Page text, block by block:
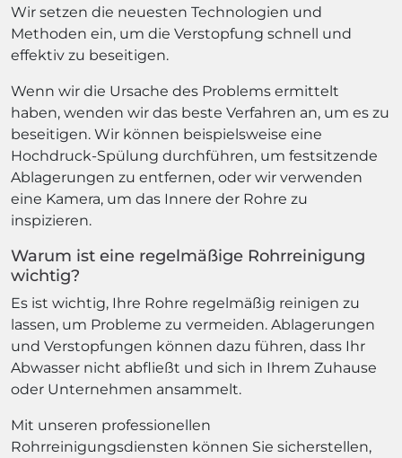
Wir setzen die neuesten Technologien und
Methoden ein, um die Verstopfung schnell und
effektiv zu beseitigen.
Wenn wir die Ursache des Problems ermittelt
haben, wenden wir das beste Verfahren an, um es zu
beseitigen. Wir können beispielsweise eine
Hochdruck-Spülung durchführen, um festsitzende
Ablagerungen zu entfernen, oder wir verwenden
eine Kamera, um das Innere der Rohre zu
inspizieren.
Warum ist eine regelmäßige Rohrreinigung
wichtig?
Es ist wichtig, Ihre Rohre regelmäßig reinigen zu
lassen, um Probleme zu vermeiden. Ablagerungen
und Verstopfungen können dazu führen, dass Ihr
Abwasser nicht abfließt und sich in Ihrem Zuhause
oder Unternehmen ansammelt.
Mit unseren professionellen
Rohrreinigungsdiensten können Sie sicherstellen,